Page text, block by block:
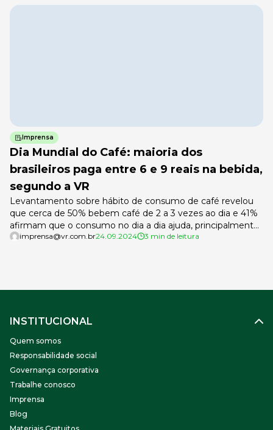
recursos humanos, precisou se reinventar e […]
Imprensa
Dia Mundial do Café: maioria dos
brasileiros paga entre 6 e 9 reais na bebida,
segundo a VR
Levantamento sobre hábito de consumo de café revelou
que cerca de 50% bebem café de 2 a 3 vezes ao dia e 41%
afirmam que o consumo no dia a dia ajuda, principalmente,
a manter o foco Para celebrar o Dia Mundial do Café (14/04)
imprensa@vr.com.br24.09.2024 3 min de leitura
INSTITUCIONAL
Quem somos
Responsabilidade social
Governança corporativa
Trabalhe conosco
Imprensa
Blog